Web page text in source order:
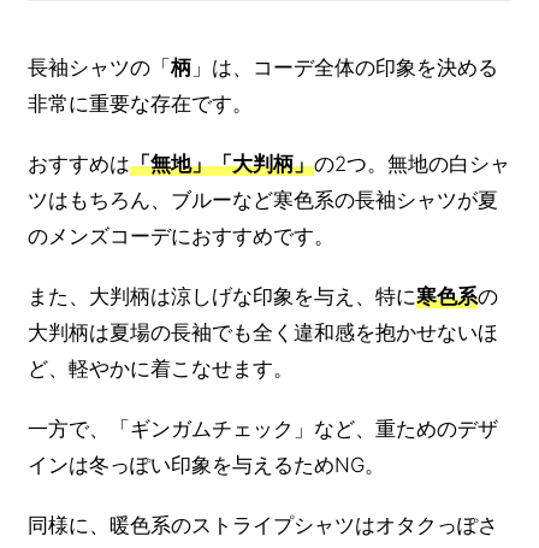
長袖シャツの「 柄 」は、コーデ全体の印象を決める
非常に重要な存在です。
おすすめは「無地」「大判柄」の2つ。無地の白シャ
ツはもちろん、ブルーなど寒色系の長袖シャツが夏
のメンズコーデにおすすめです。
また、大判柄は涼しげな印象を与え、特に寒色系の
大判柄は夏場の長袖でも全く違和感を抱かせないほ
ど、軽やかに着こなせます。
一方で、「ギンガムチェック」など、重ためのデザ
インは冬っぽい印象を与えるためNG。
同様に、暖色系のストライプシャツはオタクっぽさ